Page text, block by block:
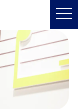
t
o
l
n
a
v
i